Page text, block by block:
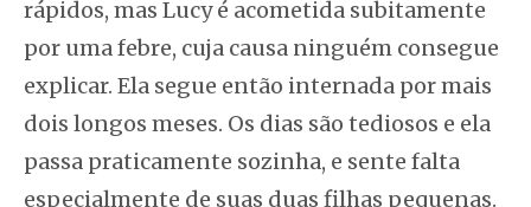
rápidos, mas Lucy é acometida subitamente
por uma febre, cuja causa ninguém consegue
explicar. Ela segue então internada por mais
dois longos meses. Os dias são tediosos e ela
passa praticamente sozinha, e sente falta
especialmente de suas duas filhas pequenas.